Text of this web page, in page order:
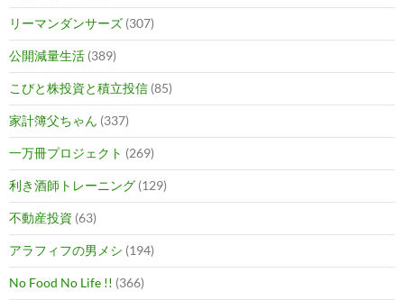
リーマンダンサーズ (307)
公開減量生活 (389)
こびと株投資と積立投信 (85)
家計簿父ちゃん (337)
一万冊プロジェクト (269)
利き酒師トレーニング (129)
不動産投資 (63)
アラフィフの男メシ (194)
No Food No Life !! (366)